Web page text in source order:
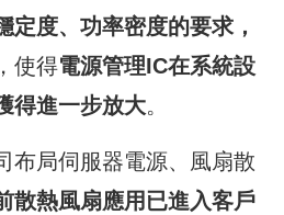
定度、功率密度的要求，
使得電源管理IC在系統設
得進一步放大。
布局伺服器電源、風扇散
散熱風扇應用已進入客戶